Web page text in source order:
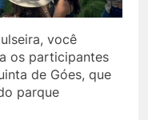
você
os participantes
de Góes, que
parque